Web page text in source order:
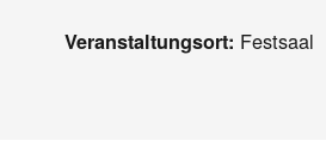
Veranstaltungsort: Festsaal